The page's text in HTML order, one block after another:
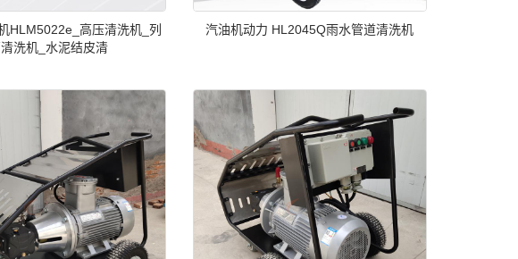
HLM5022e_高压清洗机_列
洗机_水泥结皮清
汽油机动力 HL2045Q雨水管道清洗机